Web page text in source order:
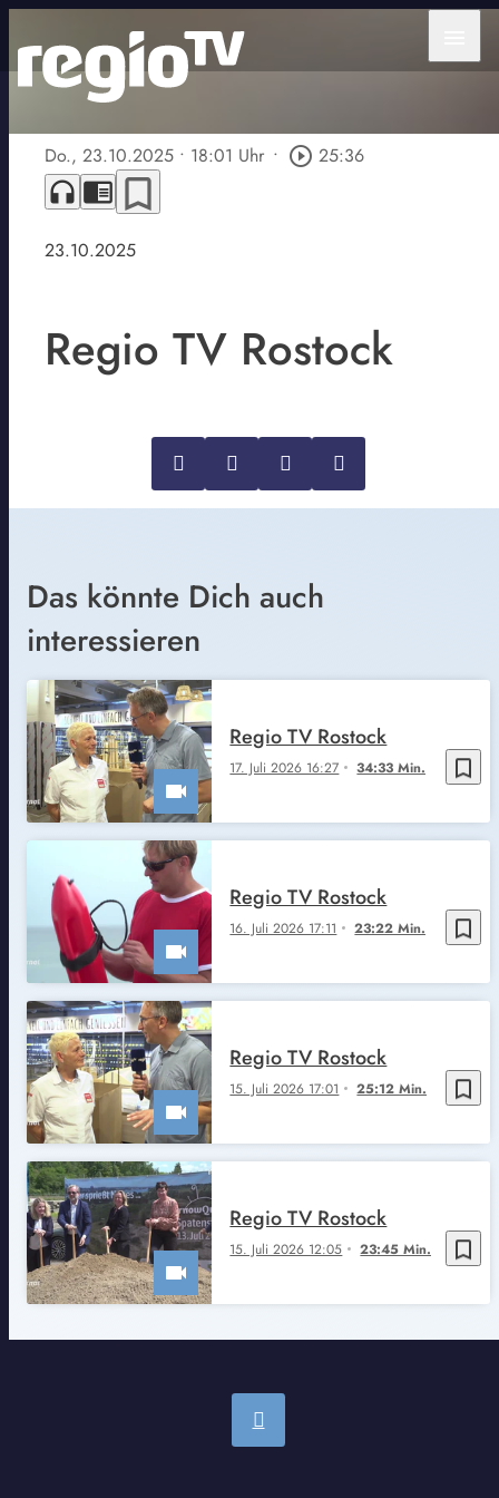
Do., 23.10.2025 • 18:01 Uhr • play_circle_outline 25:36
headphones chrome_reader_mode bookmark_border
23.10.2025
Regio TV Rostock
Das könnte Dich auch
interessieren
bookmark_border
17. Juli 2026 16:27 34:33 Min.
Regio TV Rostock
bookmark_border
16. Juli 2026 17:11 23:22 Min.
Regio TV Rostock
bookmark_border
15. Juli 2026 17:01 25:12 Min.
Regio TV Rostock
bookmark_border
15. Juli 2026 12:05 23:45 Min.
Regio TV Rostock